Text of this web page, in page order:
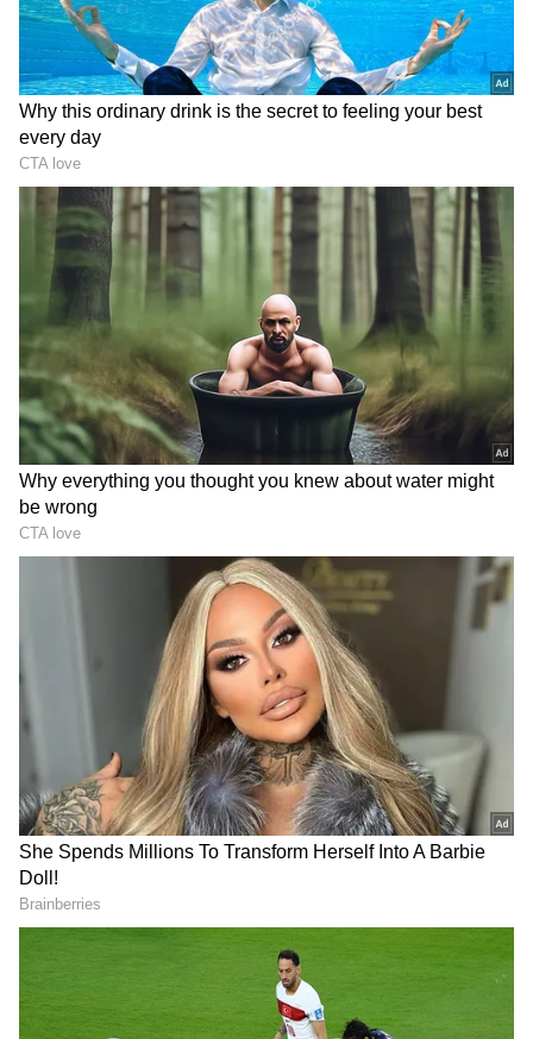
ஏசியாநெட் தமிழ்-ஐ உங்கள் முதன்மைத்
தேர்வாக்குங்கள்
5
இந்த ஆய்வின் போது, மக்களின்
வாழ்வாதாரத்தை நிர்ணயிக்கும், மொத்த
உள்நாட்டு உற்பத்தி(GDP), ஆயுட்காலம்,
வாழ்க்கை சுதந்திரம், சமூக ஆதரவு,
குற்றவியல நடவடிக்கைகள், ஊழல் தன்மை
ஆகியவற்றின் அடிப்படையில் மக்கள்
மகிழ்ச்சியாக இருக்கின்றனர் என்பது
கணக்கெடுக்கப்பட்டு பட்டியல்